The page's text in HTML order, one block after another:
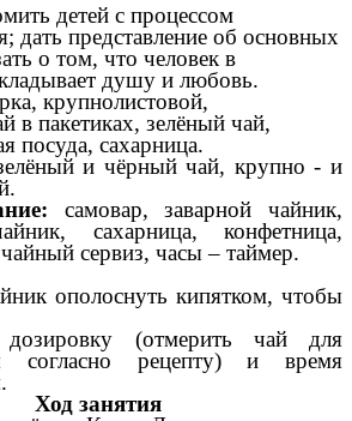
детей с процессом
дать представление об основных
о том, что человек в
душу и любовь.
крупнолистовой,
в пакетиках, зелёный чай,
посуда, сахарница.
и чёрный чай, крупно - и
самовар, заварной чайник,
сахарница, конфетница,
сервиз, часы – таймер.
ополоснуть кипятком, чтобы
дозировку (отмерить чай для
согласно рецепту) и время
Ход занятия